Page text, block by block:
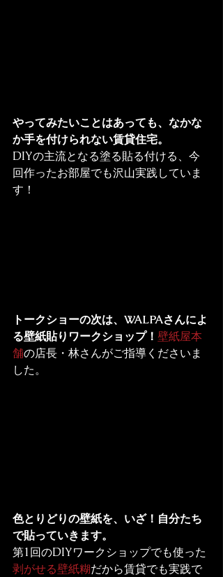
やってみたいことはあっても、なかな
か手を付けられない賃貸住宅。
DIYの主流となる塗る貼る付ける、今
回作ったお部屋でも沢山実践していま
す！
トークショーの次は、WALPAさんによ
る壁紙貼りワークショップ！ 壁紙屋本
舗の店長・林さんがご指導くださいま
した。
色とりどりの壁紙を、いざ！自分たち
で貼っていきます。
第1回のDIYワークショップでも使った
剥がせる壁紙糊だから賃貸でも実践で